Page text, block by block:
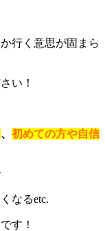
行く意思が固まら
い！
、 初めての方や自信
なるetc.
す！